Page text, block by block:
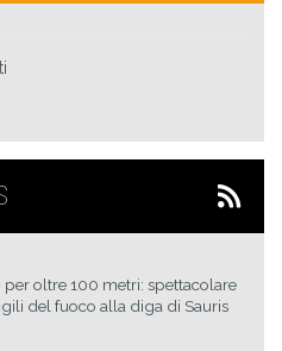
per oltre 100 metri: spettacolare
del fuoco alla diga di Sauris